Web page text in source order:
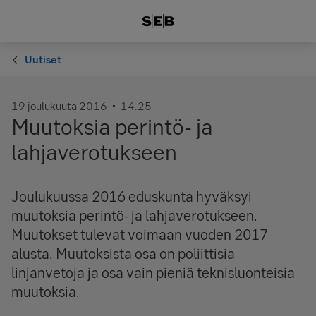
Uutiset
19 joulukuuta 2016 14.25
Muutoksia perintö- ja
lahjaverotukseen
Joulukuussa 2016 eduskunta hyväksyi
muutoksia perintö- ja lahjaverotukseen.
Muutokset tulevat voimaan vuoden 2017
alusta. Muutoksista osa on poliittisia
linjanvetoja ja osa vain pieniä teknisluonteisia
muutoksia.